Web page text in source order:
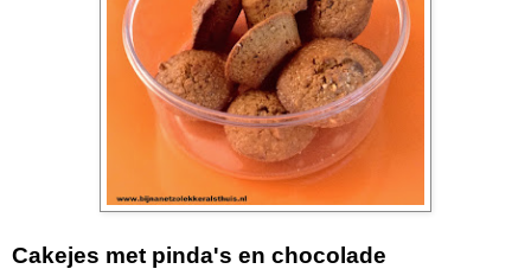
Cakejes met pinda's en chocolade